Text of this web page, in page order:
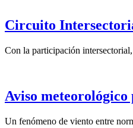
Circuito
Con la participación
Aviso
Un fenómeno de viento entre